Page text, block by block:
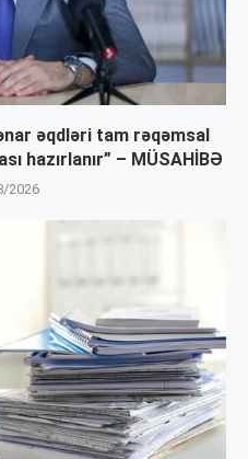
əqdləri tam rəqəmsal
hazırlanır” – MÜSAHİBƏ
2026